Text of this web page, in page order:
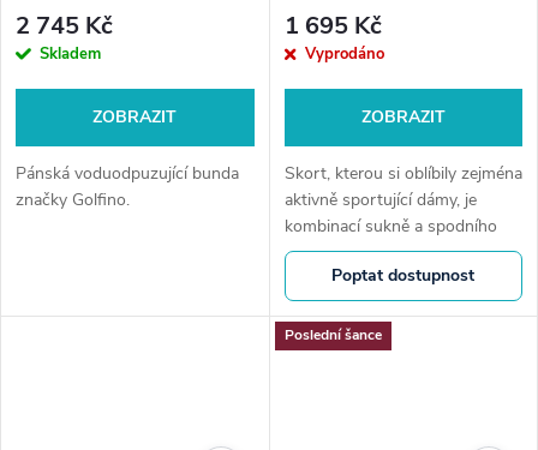
2 745 Kč
Skladem
ZOBRAZIT
Pánská voduodpuzující bunda
značky Golfino.
1 695 Kč
Vyprodáno
ZOBRAZIT
Skort, kterou si oblíbily zejména
aktivně sportující dámy, je
kombinací sukně a spodního
prádla a je skvělým doplňkem
pro teplejší dny na hřišti.
Poptat dostupnost
Poslední šance